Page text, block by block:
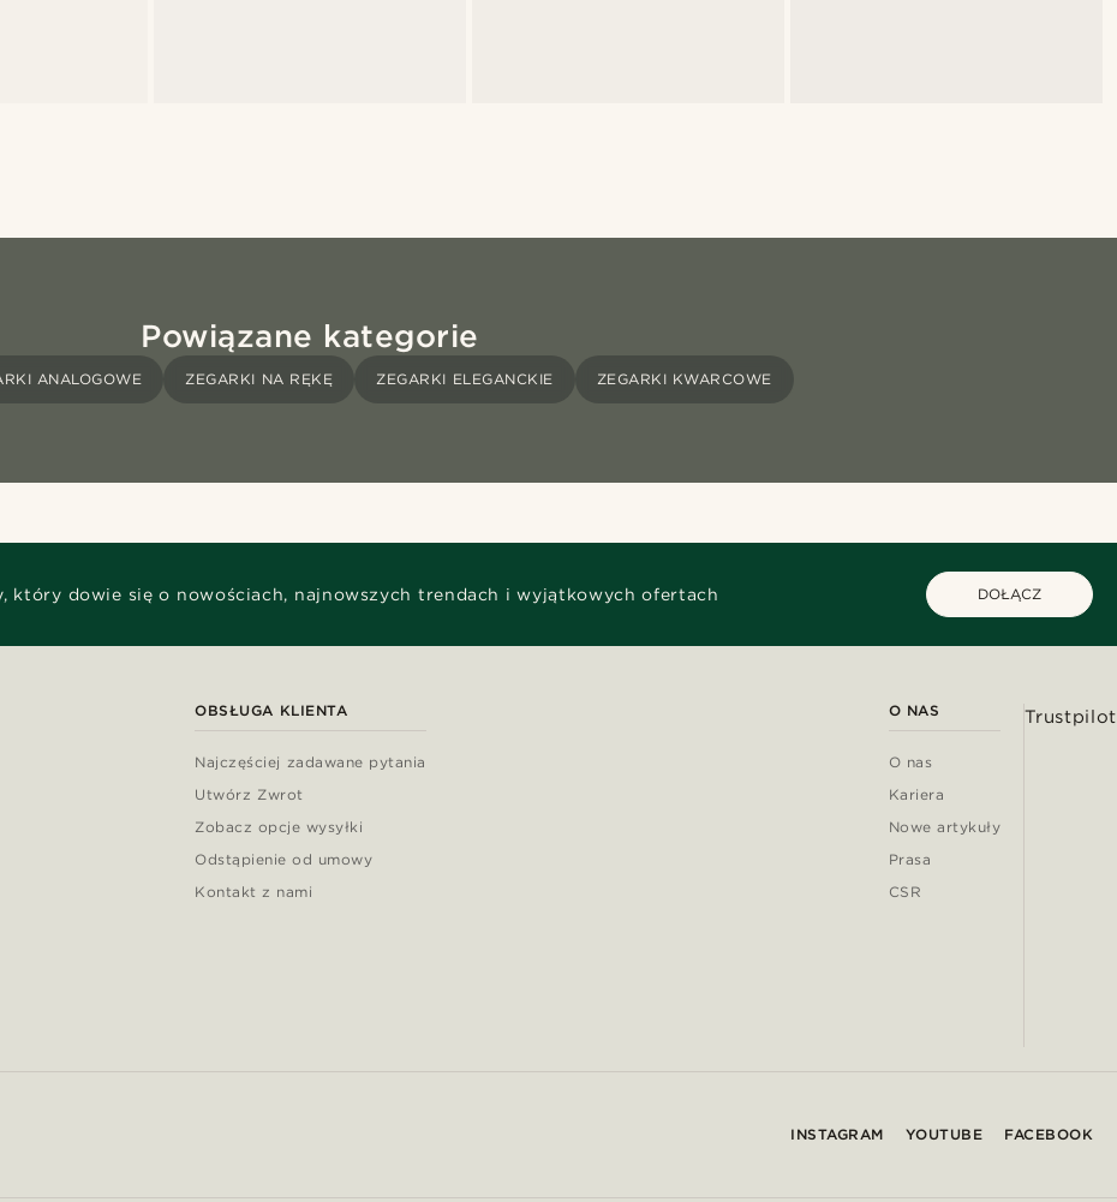
Powiązane kategorie
ANALOGOWE ZEGARKI NA RĘKĘ ZEGARKI ELEGANCKIE ZEGARKI KWARCOWE
który dowie się o nowościach, najnowszych trendach i wyjątkowych ofertach DOŁĄCZ
OBSŁUGA KLIENTA
Najczęściej zadawane pytania
Utwórz Zwrot
Zobacz opcje wysyłki
Odstąpienie od umowy
Kontakt z nami
O NAS
O nas
Kariera
Nowe artykuły
Prasa
CSR
Trustpilot
INSTAGRAM YOUTUBE FACEBOOK